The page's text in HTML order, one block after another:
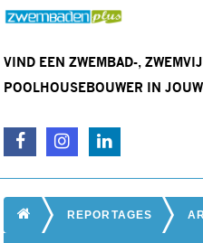
VIND EEN ZWEMBAD-,
POOLHOUSEBOUWER IN
REPORTAGES